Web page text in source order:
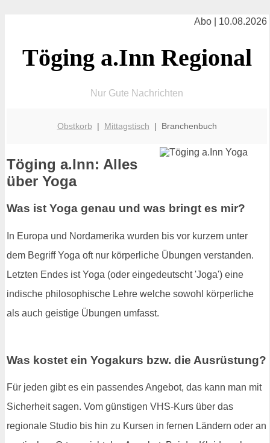
Abo | 10.08.2026
Töging a.Inn Regional
Nur Gute Nachrichten
Obstkorb | Mittagstisch | Branchenbuch
Töging a.Inn: Alles
über Yoga
Was ist Yoga genau und was bringt es mir?
In Europa und Nordamerika wurden bis vor kurzem unter
dem Begriff Yoga oft nur körperliche Übungen verstanden.
Letzten Endes ist Yoga (oder eingedeutscht 'Joga') eine
indische philosophische Lehre welche sowohl körperliche
als auch geistige Übungen umfasst.
Was kostet ein Yogakurs bzw. die Ausrüstung?
Für jeden gibt es ein passendes Angebot, das kann man mit
Sicherheit sagen. Vom günstigen VHS-Kurs über das
regionale Studio bis hin zu Kursen in fernen Ländern oder an